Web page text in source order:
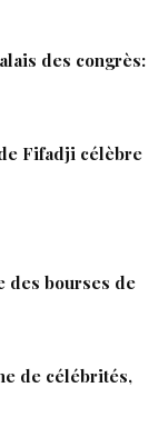
des congrès:
Fifadji célèbre
des bourses de
de célébrités,